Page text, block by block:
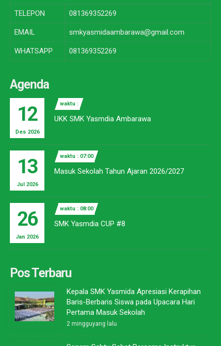
TELEPON 081369352269
EMAIL smkyasmidaambarawa@gmail.com
WHATSAPP 081369352269
Agenda
12
Des 2026
waktu :
UKK SMK Yasmdia Ambarawa
13
Jul 2026
waktu : 07:00
Masuk Sekolah Tahun Ajaran 2026/2027
26
Jan 2026
waktu : 08:00
SMK Yasmdia CUP #8
Pos Terbaru
Kepala SMK Yasmida Apresiasi Kerapihan
Baris-Berbaris Siswa pada Upacara Hari
Pertama Masuk Sekolah
2 mingguyang lalu